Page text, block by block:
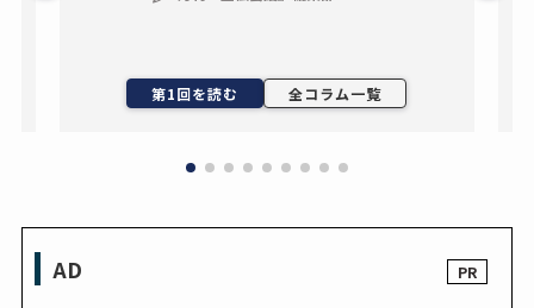
第1回を読む 全コラム一覧
AD